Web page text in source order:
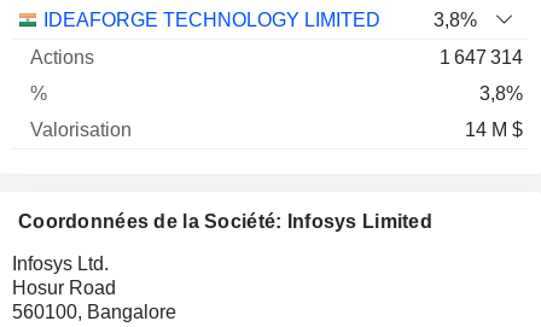
Nom Actions % Valorisation
IDEAFORGE TECHNOLOGY LIMITED
3,8%
1 647 314
3,8%
14 M $
Coordonnées de la Société: Infosys Limited
Infosys Ltd.
Hosur Road
560100, Bangalore